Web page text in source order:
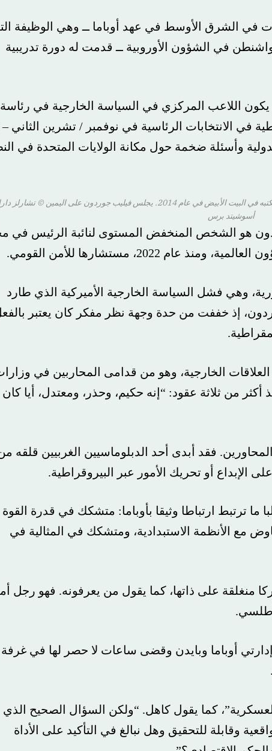
الأوسط في عهد أوباما ــ وهي الوظيفة التي
في الشؤون الأوروبية ــ قدمت له دورة تدريبية
اللاعب المركزي في السياسة الخارجية في رئاسة
الانتخابات الرئاسية في نوفمبر / تشرين الثاني – في
ضخمة حول مكانة الولايات المتحدة في النظام
فيليب جوردون على اليمين
© تشارلز داراباك/
برس
الشخص المنخفض المستوى لنائبة الرئيس في مجال
مستشارها للأمن القومي.
فشل السياسة الخارجية الأميركية الذي طارد
إذ خففت من حدة وجهة نظر مفكر كان يعتبر بالفعل
الخارجية، وهو من قدامى المحاربين في وزارات
ثلاثة عقود: “إنه حكيم، وحذر، ومعتدل، أيا كان
فقد أبدى أحد الدبلوماسيين الغربيين قلقه من أنه
أو تحريك الأمور عبر البيروقراطية.
ارتباطا وثيقا بأوباما: متشكك في قدرة القوة
الأنظمة الاستبدادية، ومتشكك في المثالية في
على ذاتها، كما يقول من يعرفونه. فهو رجل أممي
أوباما وبايدن وقضى ساعات لا حصر لها في غرفة
كما يقول كاهل. “ولكن السؤال الصحيح الذي
للتحقيق وهل نبالغ في التأكيد على الأداة